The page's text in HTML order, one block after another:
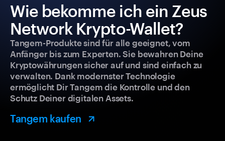
Wie bekomme ich ein Zeus
Network Krypto-Wallet?
Tangem-Produkte sind für alle geeignet, vom
Anfänger bis zum Experten. Sie bewahren Deine
Kryptowährungen sicher auf und sind einfach zu
verwalten. Dank modernster Technologie
ermöglicht Dir Tangem die Kontrolle und den
Schutz Deiner digitalen Assets.
Tangem kaufen